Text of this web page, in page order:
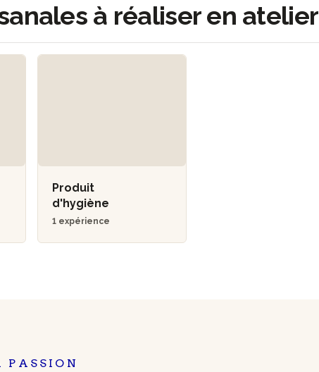
à réaliser en atelier
Produit
d'hygiène
1 expérience
PASSION